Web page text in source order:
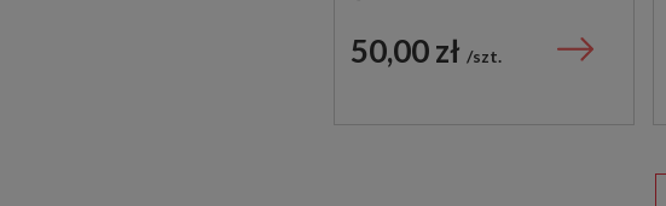
ZESTAW 3 PŁYTKI
50,00 zł szt.